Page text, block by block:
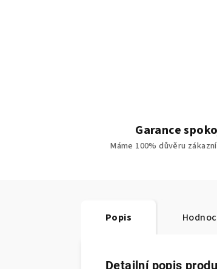
Garance
Máme 100% důvěru
Popis
Detailní popis